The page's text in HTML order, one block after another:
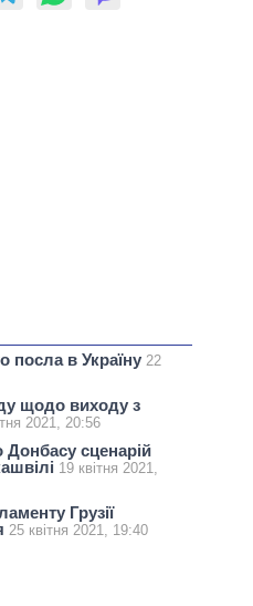
посла в Україну 22
щодо виходу з
2021, 20:56
Донбасу сценарій
19 квітня 2021,
Грузії
25 квітня 2021, 19:40